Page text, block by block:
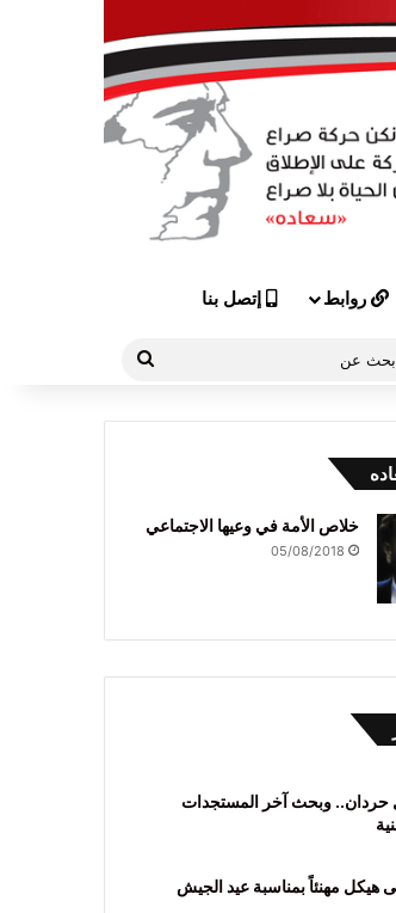
روابط إتصل بنا
خلاص الأمة في وعيها الاجتماعي
05/08/2018
حردان.. وبحث آخر المستجدات
هيكل مهنئاً بمناسبة عيد الجيش